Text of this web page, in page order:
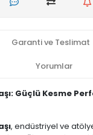
Garanti ve Teslimat
Yorumlar
Güçlü Kesme
, endüstriyel ve